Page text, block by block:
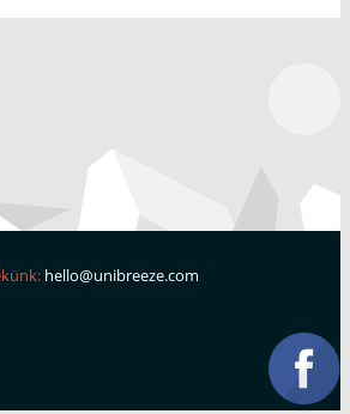
hello@unibreeze.com